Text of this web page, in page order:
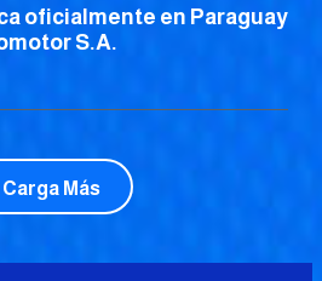
oficialmente en Paraguay
S.A.
Carga Más